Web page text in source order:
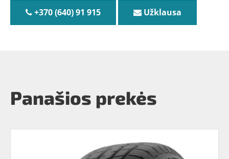
+370 (640) 91 915 Užklausa
Panašios prekės